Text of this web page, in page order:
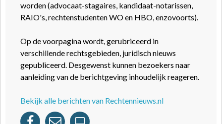
worden (advocaat-stagaires, kandidaat-notarissen,
RAIO's, rechtenstudenten WO en HBO, enzovoorts).
Op de voorpagina wordt, gerubriceerd in
verschillende rechtsgebieden, juridisch nieuws
gepubliceerd. Desgewenst kunnen bezoekers naar
aanleiding van de berichtgeving inhoudelijk reageren.
Bekijk alle berichten van Rechtennieuws.nl